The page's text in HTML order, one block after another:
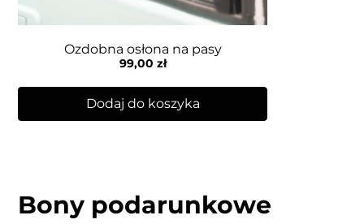
Ozdobna osłona na pasy
99,00 zł
Dodaj do koszyka
Bony podarunkowe